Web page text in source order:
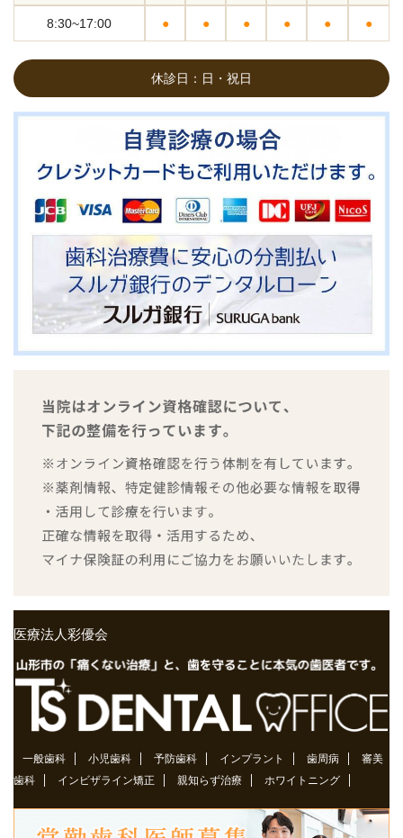
8:30~17:00 ● ● ● ● ● ●
休診日：日・祝日
医療法人彩優会
一般歯科 小児歯科 予防歯科 インプラント 歯周病
審美
歯科
インビザライン矯正 親知らず治療 ホワイトニング